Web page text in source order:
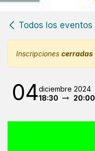
Todos los eventos
Inscripciones cerradas
04diciembre 2024
18:30
20:00